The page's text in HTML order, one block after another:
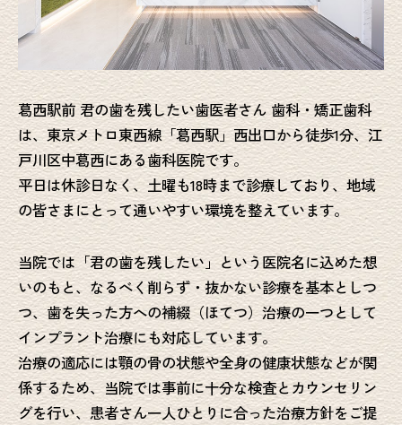
葛西駅前 君の歯を残したい歯医者さん 歯科・矯正歯科
は、東京メトロ東西線「葛西駅」西出口から徒歩1分、江
戸川区中葛西にある歯科医院です。
平日は休診日なく、土曜も18時まで診療しており、地域
の皆さまにとって通いやすい環境を整えています。
当院では「君の歯を残したい」という医院名に込めた想
いのもと、なるべく削らず・抜かない診療を基本としつ
つ、歯を失った方への補綴（ほてつ）治療の一つとして
インプラント治療にも対応しています。
治療の適応には顎の骨の状態や全身の健康状態などが関
係するため、当院では事前に十分な検査とカウンセリン
グを行い、患者さん一人ひとりに合った治療方針をご提